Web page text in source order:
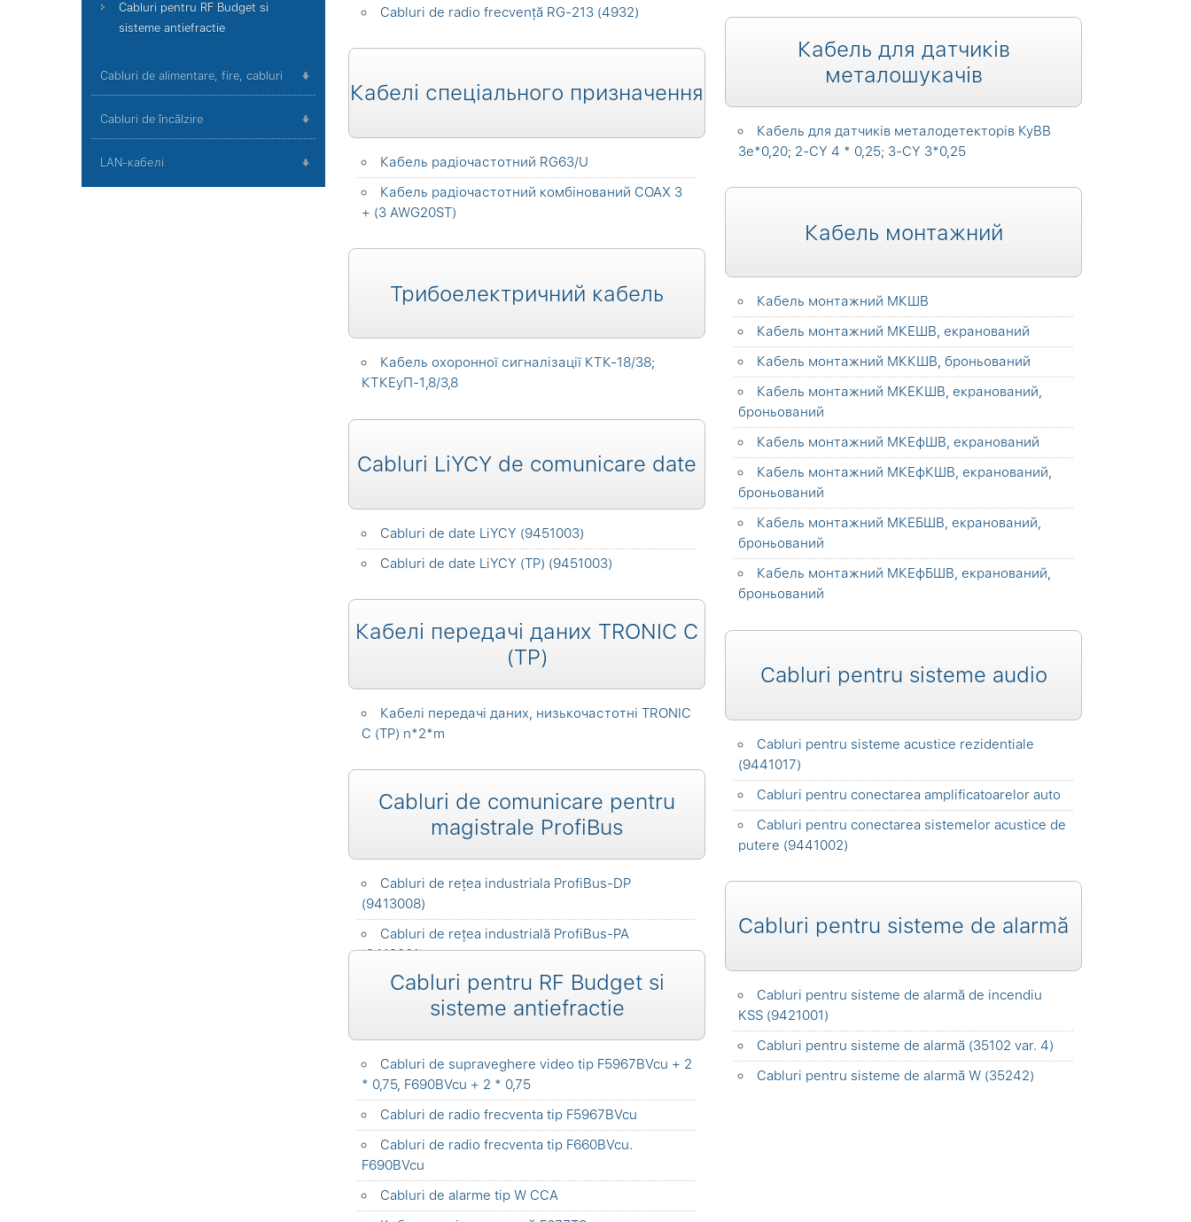
Cabluri pentru RF Budget si
sisteme antiefractie
Cabluri de alimentare, fire, cabluri
Cabluri de încălzire
LAN-кабелі
Cabluri de radio frecvență RG-213 (4932)
Кабель для датчиків
металошукачів
Кабель для датчиків металодетекторів КуВВ
3е*0,20; 2-CY 4 * 0,25; 3-CY 3*0,25
Кабелі спеціального призначення
Кабель радіочастотний RG63/U
Кабель радіочастотний комбінований COAX 3
+ (3 AWG20ST)
Кабель монтажний
Кабель монтажний МКШВ
Кабель монтажний МКЕШВ, екранований
Кабель монтажний МККШВ, броньований
Кабель монтажний МКЕКШВ, екранований,
броньований
Кабель монтажний МКЕфШВ, екранований
Кабель монтажний МКЕфКШВ, екранований,
броньований
Кабель монтажний МКЕБШВ, екранований,
броньований
Кабель монтажний МКЕфБШВ, екранований,
броньований
Трибоелектричний кабель
Кабель охоронної сигналізації КТК-18/38;
КТКЕуП-1,8/3,8
Cabluri LiYCY de comunicare date
Cabluri de date LiYCY (9451003)
Cabluri de date LiYCY (TP) (9451003)
Кабелі передачі даних TRONIC C
(TP)
Кабелі передачі даних, низькочастотні TRONIC
C (TP) n*2*m
Cabluri pentru sisteme audio
Cabluri pentru sisteme acustice rezidentiale
(9441017)
Cabluri pentru conectarea amplificatoarelor auto
Cabluri pentru conectarea sistemelor acustice de
putere (9441002)
Cabluri de comunicare pentru
magistrale ProfiBus
Cabluri de rețea industriala ProfiBus-DP
(9413008)
Cabluri de rețea industrială ProfiBus-PA
(9413001)
Cabluri pentru sisteme de alarmă
Cabluri pentru sisteme de alarmă de incendiu
KSS (9421001)
Cabluri pentru sisteme de alarmă (35102 var. 4)
Cabluri pentru sisteme de alarmă W (35242)
Cabluri pentru RF Budget si
sisteme antiefractie
Cabluri de supraveghere video tip F5967BVcu + 2
* 0,75, F690BVcu + 2 * 0,75
Cabluri de radio frecventa tip F5967BVcu
Cabluri de radio frecventa tip F660BVcu.
F690BVcu
Cabluri de alarme tip W CCA